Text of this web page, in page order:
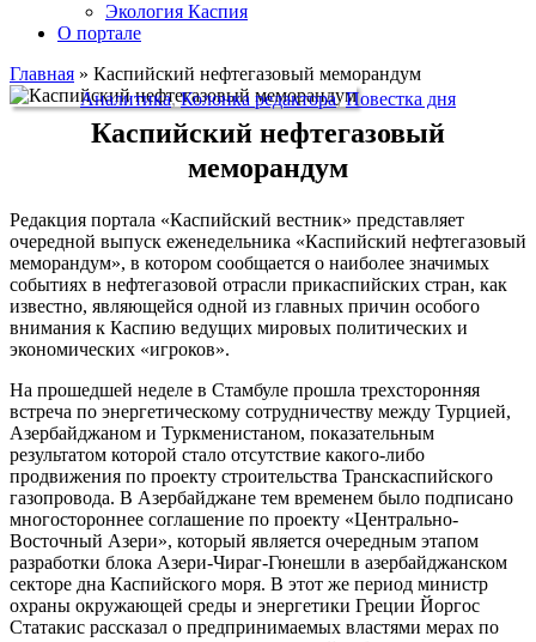
Экология Каспия
О портале
Главная » Каспийский нефтегазовый меморандум
Аналитика,Колонка редактора,Повестка дня
Каспийский нефтегазовый
меморандум
Редакция портала «Каспийский вестник» представляет
очередной выпуск еженедельника «Каспийский нефтегазовый
меморандум», в котором сообщается о наиболее значимых
событиях в нефтегазовой отрасли прикаспийских стран, как
известно, являющейся одной из главных причин особого
внимания к Каспию ведущих мировых политических и
экономических «игроков».
На прошедшей неделе в Стамбуле прошла трехсторонняя
встреча по энергетическому сотрудничеству между Турцией,
Азербайджаном и Туркменистаном, показательным
результатом которой стало отсутствие какого-либо
продвижения по проекту строительства Транскаспийского
газопровода. В Азербайджане тем временем было подписано
многостороннее соглашение по проекту «Центрально-
Восточный Азери», который является очередным этапом
разработки блока Азери-Чираг-Гюнешли в азербайджанском
секторе дна Каспийского моря. В этот же период министр
охраны окружающей среды и энергетики Греции Йоргос
Статакис рассказал о предпринимаемых властями мерах по